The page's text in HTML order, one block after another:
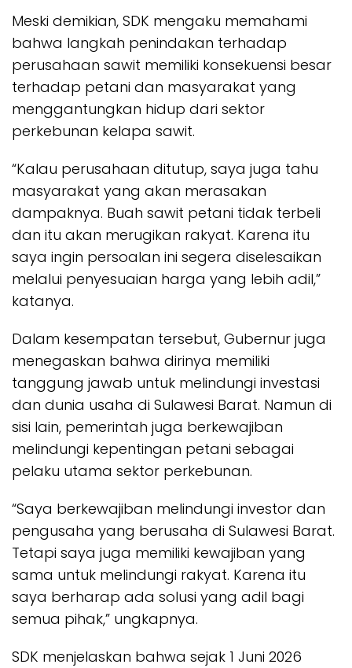
Meski demikian, SDK mengaku memahami
bahwa langkah penindakan terhadap
perusahaan sawit memiliki konsekuensi besar
terhadap petani dan masyarakat yang
menggantungkan hidup dari sektor
perkebunan kelapa sawit.
“Kalau perusahaan ditutup, saya juga tahu
masyarakat yang akan merasakan
dampaknya. Buah sawit petani tidak terbeli
dan itu akan merugikan rakyat. Karena itu
saya ingin persoalan ini segera diselesaikan
melalui penyesuaian harga yang lebih adil,”
katanya.
Dalam kesempatan tersebut, Gubernur juga
menegaskan bahwa dirinya memiliki
tanggung jawab untuk melindungi investasi
dan dunia usaha di Sulawesi Barat. Namun di
sisi lain, pemerintah juga berkewajiban
melindungi kepentingan petani sebagai
pelaku utama sektor perkebunan.
“Saya berkewajiban melindungi investor dan
pengusaha yang berusaha di Sulawesi Barat.
Tetapi saya juga memiliki kewajiban yang
sama untuk melindungi rakyat. Karena itu
saya berharap ada solusi yang adil bagi
semua pihak,” ungkapnya.
SDK menjelaskan bahwa sejak 1 Juni 2026